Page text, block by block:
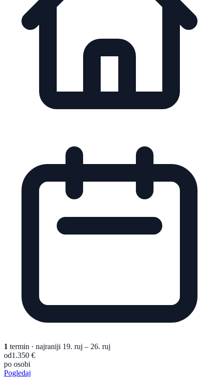
1 termin · najraniji 19. ruj – 26. ruj
od1.350 €
po osobi
Pogledaj